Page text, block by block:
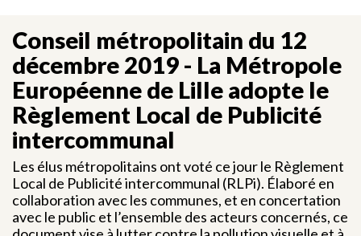
Conseil métropolitain du 12
décembre 2019 - La Métropole
Européenne de Lille adopte le
Règlement Local de Publicité
intercommunal
Les élus métropolitains ont voté ce jour le Règlement
Local de Publicité intercommunal (RLPi). Élaboré en
collaboration avec les communes, et en concertation
avec le public et l’ensemble des acteurs concernés, ce